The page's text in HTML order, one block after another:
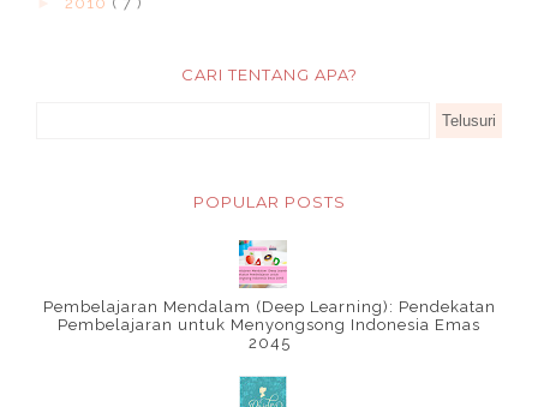
CARI TENTANG APA?
POPULAR POSTS
Pembelajaran Mendalam (Deep Learning): Pendekatan
Pembelajaran untuk Menyongsong Indonesia Emas
2045